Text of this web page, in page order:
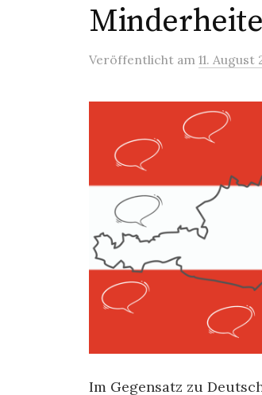
Veröffentlicht am 11. August
Im Gegensatz zu